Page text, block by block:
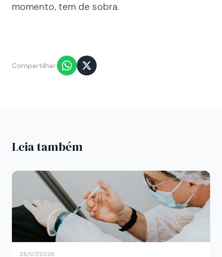
momento, tem de sobra.
Compartilhar:
Leia também
26/07/2026